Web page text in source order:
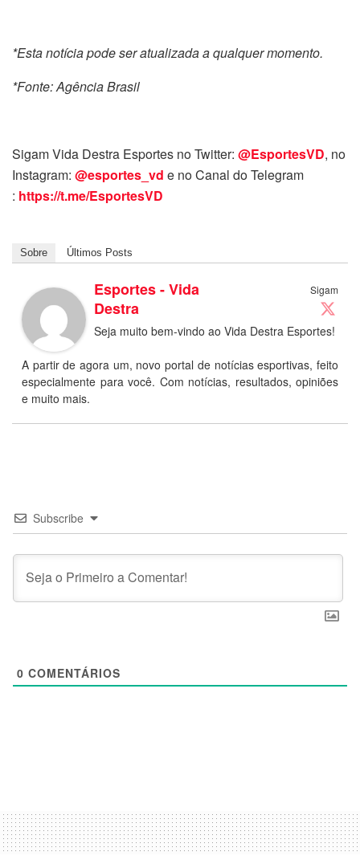
*Esta notícia pode ser atualizada a qualquer momento.
*Fonte: Agência Brasil
Sigam Vida Destra Esportes no Twitter: @EsportesVD, no
Instagram: @esportes_vd e no Canal do Telegram
: https://t.me/EsportesVD
Sobre Últimos Posts
Sigam
Esportes - Vida
Destra
Seja muito bem-vindo ao Vida Destra Esportes!
A partir de agora um, novo portal de notícias esportivas, feito
especialmente para você. Com notícias, resultados, opiniões
e muito mais.
Subscribe
0 COMENTÁRIOS